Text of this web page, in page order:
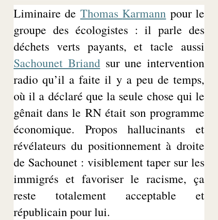
Liminaire de Thomas Karmann pour le
groupe des écologistes : il parle des
déchets verts payants, et tacle aussi
Sachounet Briandsur une intervention
radio qu’il a faite il y a peu de temps,
où il a déclaré que la seule chose qui le
gênait dans le RN était son programme
économique. Propos hallucinants et
révélateurs du positionnement à droite
de Sachounet : visiblement taper sur les
immigrés et favoriser le racisme, ça
reste totalement acceptable et
républicain pour lui.